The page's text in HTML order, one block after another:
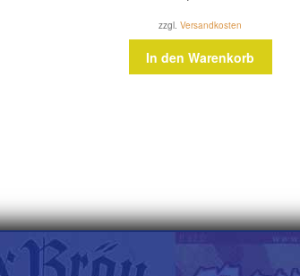
zzgl.Versandkosten
In den Warenkorb